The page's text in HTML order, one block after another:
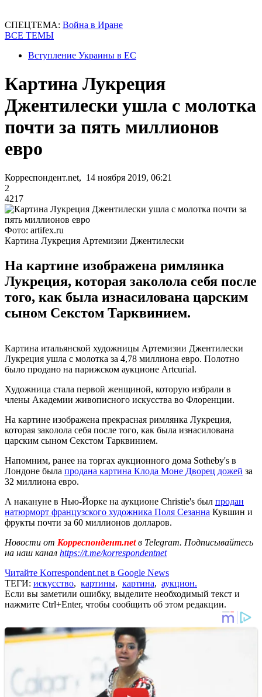
СПЕЦТЕМА: Война в Иране
ВСЕ ТЕМЫ
Вступление Украины в ЕС
Картина Лукреция
Джентилески ушла с молотка
почти за пять миллионов
евро
Корреспондент.net, 14 ноября 2019, 06:21
2
4217
Фото: artifex.ru
Картина Лукреция Артемизии Джентилески
На картине изображена римлянка
Лукреция, которая заколола себя после
того, как была изнасилована царским
сыном Секстом Тарквинием.
Картина итальянской художницы Артемизии Джентилески
Лукреция ушла с молотка за 4,78 миллиона евро. Полотно
было продано на парижском аукционе Artcurial.
Художница стала первой женщиной, которую избрали в
члены Академии живописного искусства во Флоренции.
На картине изображена прекрасная римлянка Лукреция,
которая заколола себя после того, как была изнасилована
царским сыном Секстом Тарквинием.
Напомним, ранее на торгах аукционного дома Sotheby's в
Лондоне была продана картина Клода Моне Дворец дожей за
32 миллиона евро.
А накануне в Нью-Йорке на аукционе Christie's был продан
натюрморт французского художника Поля Сезанна Кувшин и
фрукты почти за 60 миллионов долларов.
Новости от Корреспондент.netв Telegram. Подписывайтесь
на наш канал https://t.me/korrespondentnet
Читайте Korrespondent.net в Google News
ТЕГИ: искусство, картины, картина, аукцион.
Если вы заметили ошибку, выделите необходимый текст и
нажмите Ctrl+Enter, чтобы сообщить об этом редакции.